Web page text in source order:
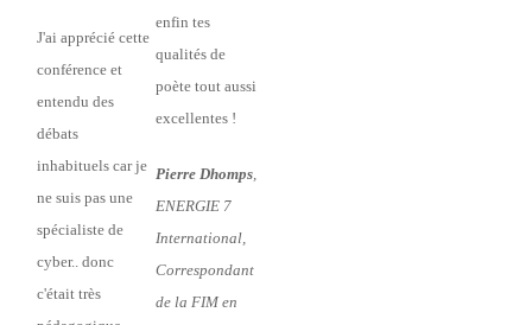
J'ai apprécié cette
conférence et
entendu des
débats
inhabituels car je
ne suis pas une
spécialiste de
cyber.. donc
c'était très
enfin tes
qualités de
poète tout aussi
excellentes !
Pierre Dhomps,
ENERGIE 7
International,
Correspondant
de la FIM en